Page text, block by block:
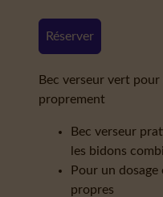
Réserver
Bec verseur vert
proprement
Bec verseur
les bidons
Pour un
propres